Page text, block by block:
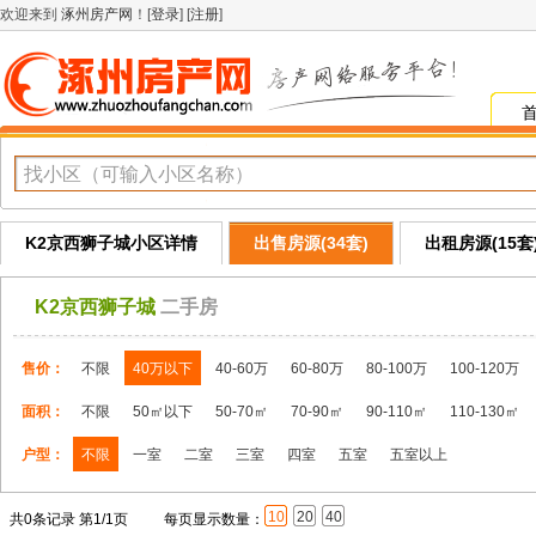
欢迎来到 涿州房产网 ！[登录] [注册]
K2京西狮子城小区详情 出售房源(34套) 出租房源(15
K2京西狮子城 二手房
售价： 不限 40万以下 40-60万 60-80万 80-100万 100-120万
面积： 不限 50㎡以下 50-70㎡ 70-90㎡ 90-110㎡ 110-130㎡
户型： 不限 一室 二室 三室 四室 五室 五室以上
共0条记录 第1/1页 每页显示数量： 10 20 40